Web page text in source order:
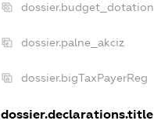
dossier.budget_dotation
dossier.palne_akciz
dossier.bigTaxPayerReg
dossier.declarations.title